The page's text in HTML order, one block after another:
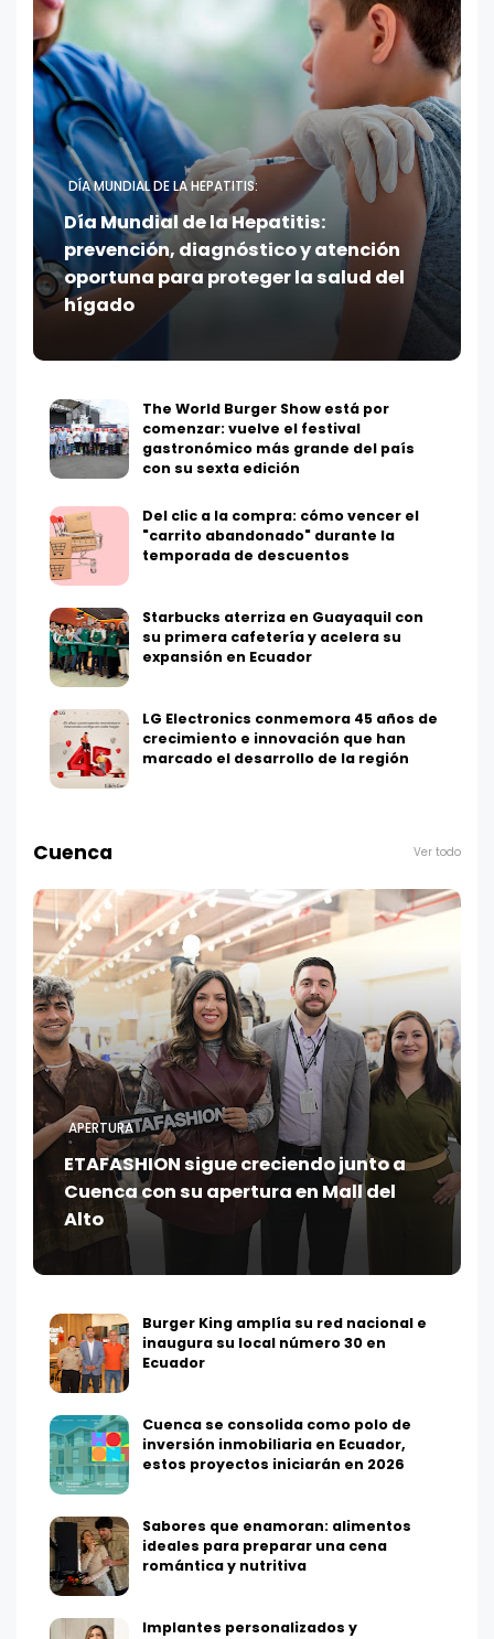
DÍA MUNDIAL DE LA HEPATITIS:
Día Mundial de la Hepatitis:
prevención, diagnóstico y atención
oportuna para proteger la salud del
hígado
The World Burger Show está por
comenzar: vuelve el festival
gastronómico más grande del país
con su sexta edición
Del clic a la compra: cómo vencer el
"carrito abandonado" durante la
temporada de descuentos
Starbucks aterriza en Guayaquil con
su primera cafetería y acelera su
expansión en Ecuador
LG Electronics conmemora 45 años de
crecimiento e innovación que han
marcado el desarrollo de la región
Cuenca Ver todo
APERTURA
ETAFASHION sigue creciendo junto a
Cuenca con su apertura en Mall del
Alto
Burger King amplía su red nacional e
inaugura su local número 30 en
Ecuador
Cuenca se consolida como polo de
inversión inmobiliaria en Ecuador,
estos proyectos iniciarán en 2026
Sabores que enamoran: alimentos
ideales para preparar una cena
romántica y nutritiva
Implantes personalizados y